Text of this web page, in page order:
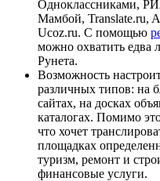
Одноклассниками,
Мамбой, Translate.ru,
Ucoz.ru. С помощью
можно охватить едва
Рунета.
Возможность
различных типов: на
сайтах, на досках
каталогах. Помимо
что хочет
площадках
туризм, ремонт и
финансовые услуги.